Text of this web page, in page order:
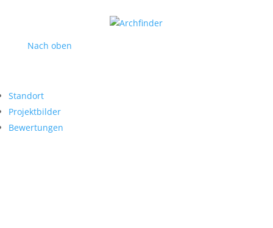
Nach oben
Standort
Projektbilder
Bewertungen